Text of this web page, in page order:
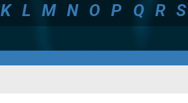
K L M N O P Q R S